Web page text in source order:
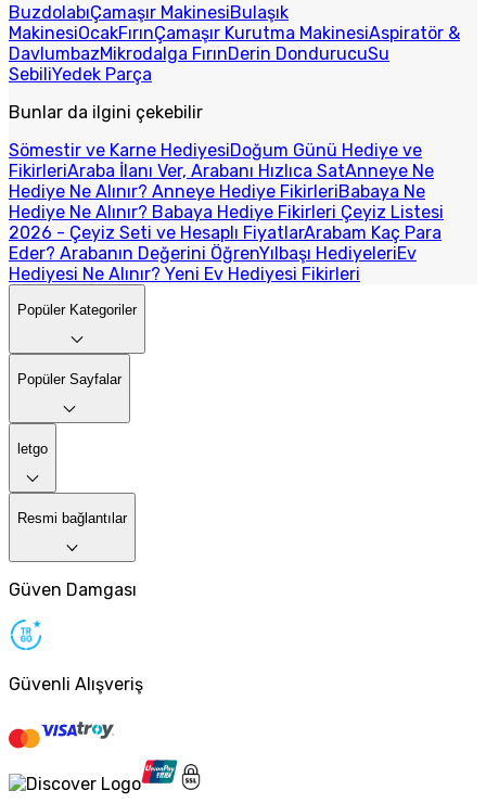
BuzdolabıÇamaşır MakinesiBulaşık
MakinesiOcakFırınÇamaşır Kurutma MakinesiAspiratör &
DavlumbazMikrodalga FırınDerin DondurucuSu
SebiliYedek Parça
Bunlar da ilgini çekebilir
Sömestir ve Karne HediyesiDoğum Günü Hediye ve
FikirleriAraba İlanı Ver, Arabanı Hızlıca SatAnneye Ne
Hediye Ne Alınır? Anneye Hediye FikirleriBabaya Ne
Hediye Ne Alınır? Babaya Hediye Fikirleri Çeyiz Listesi
2026 - Çeyiz Seti ve Hesaplı FiyatlarArabam Kaç Para
Eder? Arabanın Değerini ÖğrenYılbaşı HediyeleriEv
Hediyesi Ne Alınır? Yeni Ev Hediyesi Fikirleri
Popüler Kategoriler
Popüler Sayfalar
letgo
Resmi bağlantılar
Güven Damgası
Güvenli Alışveriş